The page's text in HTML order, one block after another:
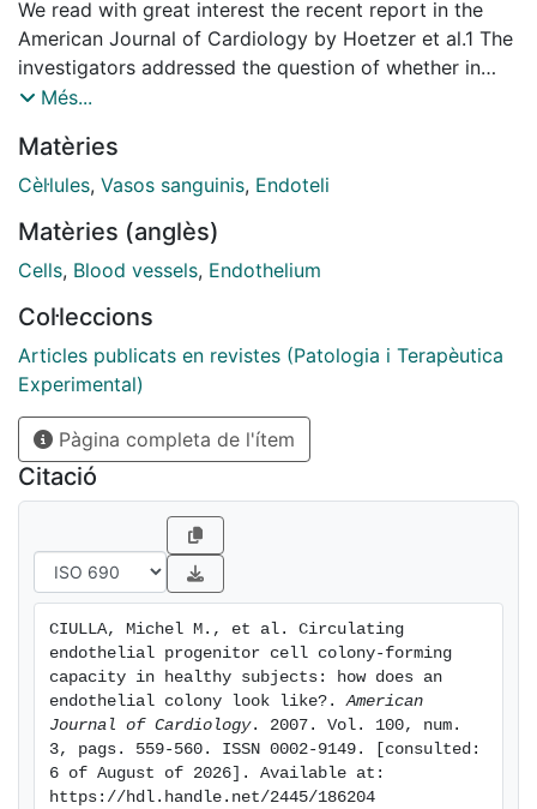
We read with great interest the recent report in the
American Journal of Cardiology by Hoetzer et al.1 The
investigators addressed the question of whether in
healthy, middle-aged subjects circulating endothelial
to form colonies) are different in women and men. It
was a study well conducted by an experienced team.
Més...
Matèries
Cèl·lules, Vasos sanguinis, Endoteli
Matèries (anglès)
Cells, Blood vessels, Endothelium
Col·leccions
Articles publicats en revistes (Patologia i Terapèutica
Experimental)
Pàgina completa de l'ítem
Citació
CIULLA, Michel M., et al. Circulating
endothelial progenitor cell colony-forming
capacity in healthy subjects: how does an
endothelial colony look like?. American
Journal of Cardiology. 2007. Vol. 100, num.
3, pags. 559-560. ISSN 0002-9149. [consulted:
6 of August of 2026]. Available at:
https://hdl.handle.net/2445/186204